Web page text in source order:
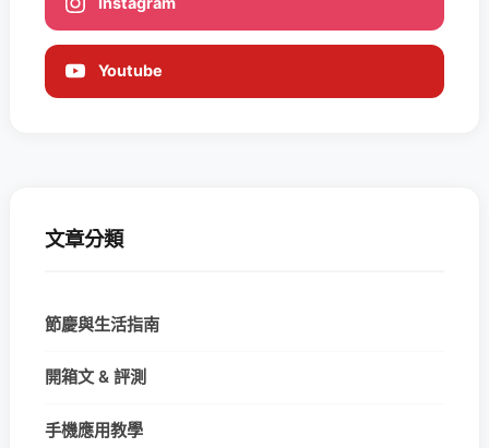
Youtube
文章分類
節慶與生活指南
開箱文 & 評測
手機應用教學